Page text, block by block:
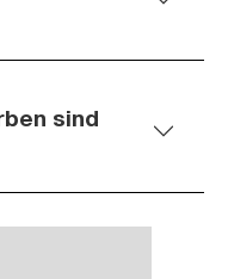
sind